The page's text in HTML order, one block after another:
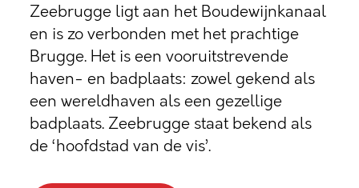
Zeebrugge ligt aan het Boudewijnkanaal
en is zo verbonden met het prachtige
Brugge. Het is een vooruitstrevende
haven- en badplaats: zowel gekend als
een wereldhaven als een gezellige
badplaats. Zeebrugge staat bekend als
de ‘hoofdstad van de vis’.